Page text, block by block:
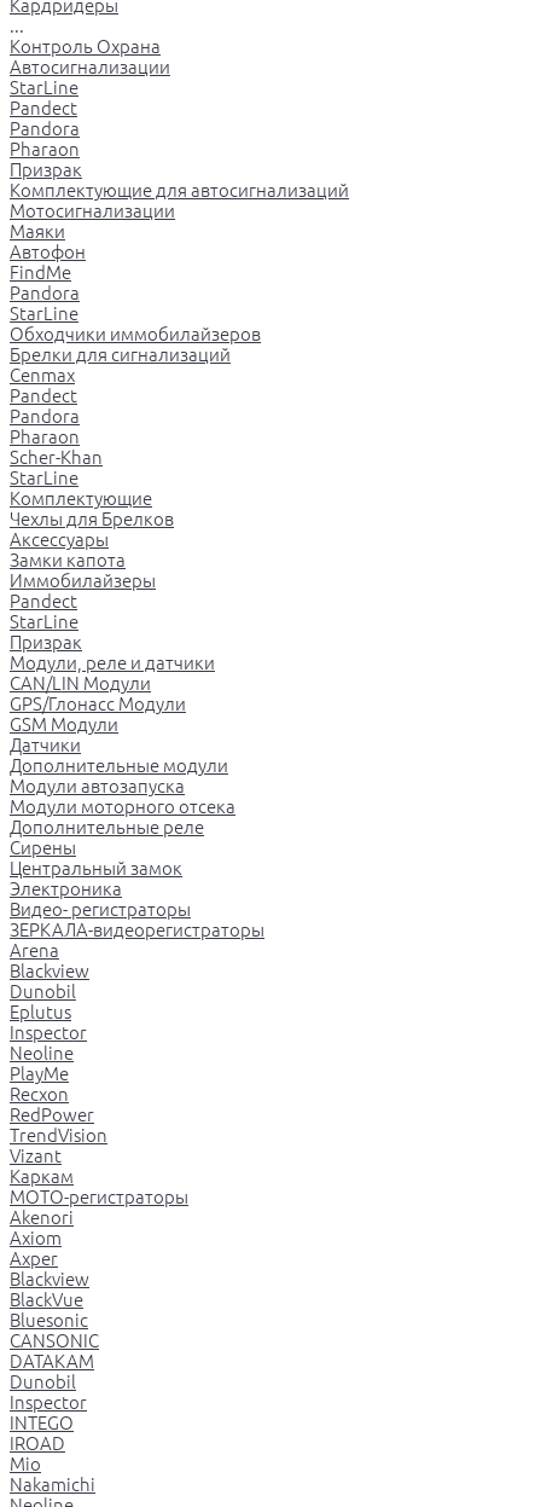
Кардридеры
...
Контроль Охрана
Автосигнализации
StarLine
Pandect
Pandora
Pharaon
Призрак
Комплектующие для автосигнализаций
Мотосигнализации
Маяки
Автофон
FindMe
Pandora
StarLine
Обходчики иммобилайзеров
Брелки для сигнализаций
Cenmax
Pandect
Pandora
Pharaon
Scher-Khan
StarLine
Комплектующие
Чехлы для Брелков
Аксессуары
Замки капота
Иммобилайзеры
Pandect
StarLine
Призрак
Модули, реле и датчики
CAN/LIN Модули
GPS/Глонасс Модули
GSM Модули
Датчики
Дополнительные модули
Модули автозапуска
Модули моторного отсека
Дополнительные реле
Сирены
Центральный замок
Электроника
Видео- регистраторы
ЗЕРКАЛА-видеорегистраторы
Arena
Blackview
Dunobil
Eplutus
Inspector
Neoline
PlayMe
Recxon
RedPower
TrendVision
Vizant
Каркам
МОТО-регистраторы
Akenori
Axiom
Axper
Blackview
BlackVue
Bluesonic
CANSONIC
DATAKAM
Dunobil
Inspector
INTEGO
IROAD
Mio
Nakamichi